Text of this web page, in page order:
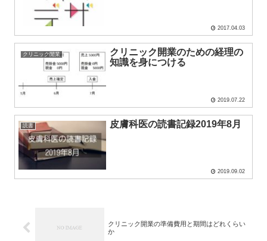
2017.04.03
クリニック開業
クリニック開業のための経理の
知識を身につける
2019.07.22
読書 皮膚科医の読書記録2019年8月
2019.09.02
クリニック開業の準備費用と期間はどれくらい
か